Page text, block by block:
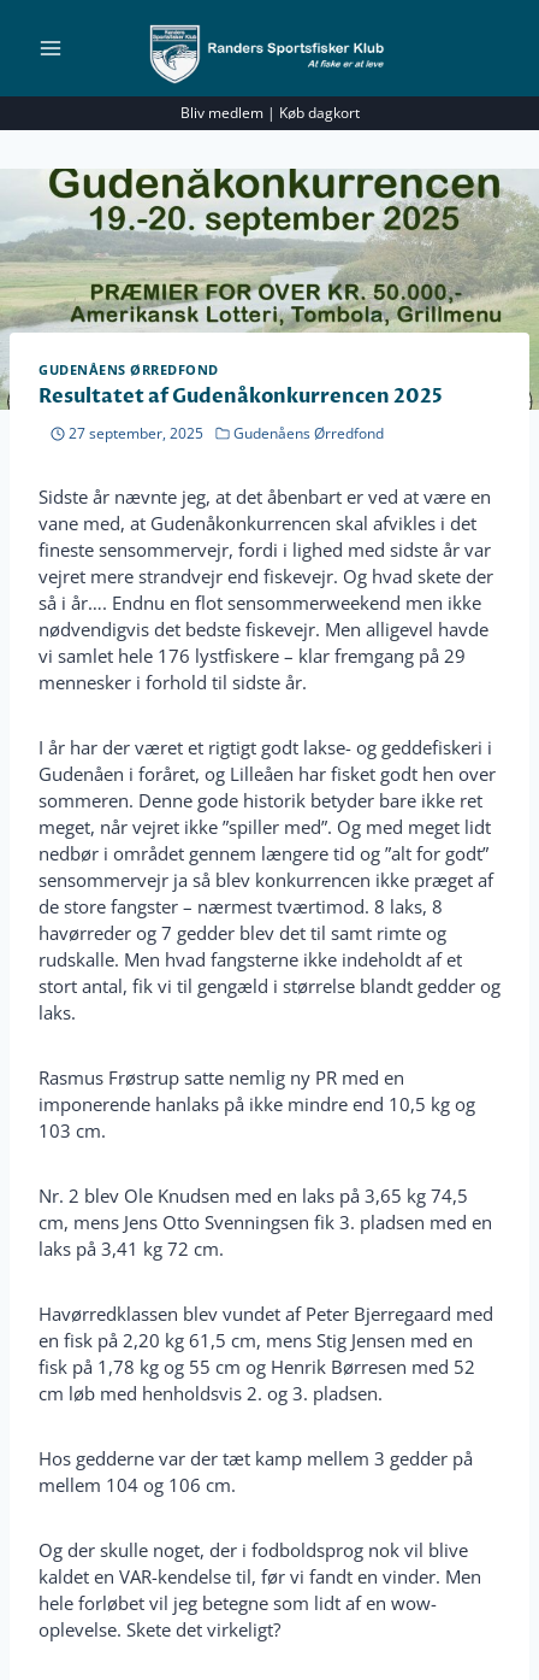
Bliv medlem| Køb dagkort
GUDENÅENS ØRREDFOND
Resultatet af Gudenåkonkurrencen 2025
27 september, 2025 Gudenåens Ørredfond
Sidste år nævnte jeg, at det åbenbart er ved at være en
vane med, at Gudenåkonkurrencen skal afvikles i det
fineste sensommervejr, fordi i lighed med sidste år var
vejret mere strandvejr end fiskevejr. Og hvad skete der
så i år…. Endnu en flot sensommerweekend men ikke
nødvendigvis det bedste fiskevejr. Men alligevel havde
vi samlet hele 176 lystfiskere – klar fremgang på 29
mennesker i forhold til sidste år.
I år har der været et rigtigt godt lakse- og geddefiskeri i
Gudenåen i foråret, og Lilleåen har fisket godt hen over
sommeren. Denne gode historik betyder bare ikke ret
meget, når vejret ikke ”spiller med”. Og med meget lidt
nedbør i området gennem længere tid og ”alt for godt”
sensommervejr ja så blev konkurrencen ikke præget af
de store fangster – nærmest tværtimod. 8 laks, 8
havørreder og 7 gedder blev det til samt rimte og
rudskalle. Men hvad fangsterne ikke indeholdt af et
stort antal, fik vi til gengæld i størrelse blandt gedder og
laks.
Rasmus Frøstrup satte nemlig ny PR med en
imponerende hanlaks på ikke mindre end 10,5 kg og
103 cm.
Nr. 2 blev Ole Knudsen med en laks på 3,65 kg 74,5
cm, mens Jens Otto Svenningsen fik 3. pladsen med en
laks på 3,41 kg 72 cm.
Havørredklassen blev vundet af Peter Bjerregaard med
en fisk på 2,20 kg 61,5 cm, mens Stig Jensen med en
fisk på 1,78 kg og 55 cm og Henrik Børresen med 52
cm løb med henholdsvis 2. og 3. pladsen.
Hos gedderne var der tæt kamp mellem 3 gedder på
mellem 104 og 106 cm.
Og der skulle noget, der i fodboldsprog nok vil blive
kaldet en VAR-kendelse til, før vi fandt en vinder. Men
hele forløbet vil jeg betegne som lidt af en wow-
oplevelse. Skete det virkeligt?